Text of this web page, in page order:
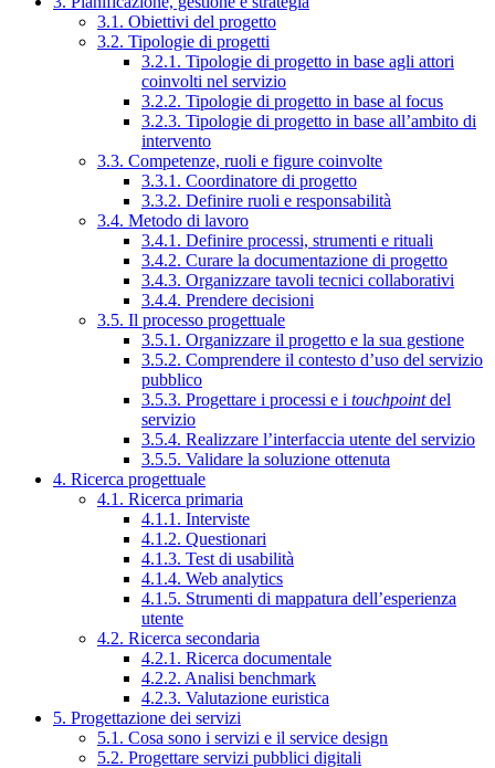
3.1. Obiettivi del progetto
3.2. Tipologie di progetti
3.2.1. Tipologie di progetto in base agli attori
coinvolti nel servizio
3.2.2. Tipologie di progetto in base al focus
3.2.3. Tipologie di progetto in base all’ambito di
intervento
3.3. Competenze, ruoli e figure coinvolte
3.3.1. Coordinatore di progetto
3.3.2. Definire ruoli e responsabilità
3.4. Metodo di lavoro
3.4.1. Definire processi, strumenti e rituali
3.4.2. Curare la documentazione di progetto
3.4.3. Organizzare tavoli tecnici collaborativi
3.4.4. Prendere decisioni
3.5. Il processo progettuale
3.5.1. Organizzare il progetto e la sua gestione
3.5.2. Comprendere il contesto d’uso del servizio
pubblico
3.5.3. Progettare i processi e i touchpointdel
servizio
3.5.4. Realizzare l’interfaccia utente del servizio
3.5.5. Validare la soluzione ottenuta
4. Ricerca progettuale
4.1. Ricerca primaria
4.1.1. Interviste
4.1.2. Questionari
4.1.3. Test di usabilità
4.1.4. Web analytics
4.1.5. Strumenti di mappatura dell’esperienza
utente
4.2. Ricerca secondaria
4.2.1. Ricerca documentale
4.2.2. Analisi benchmark
4.2.3. Valutazione euristica
5. Progettazione dei servizi
5.1. Cosa sono i servizi e il service design
5.2. Progettare servizi pubblici digitali